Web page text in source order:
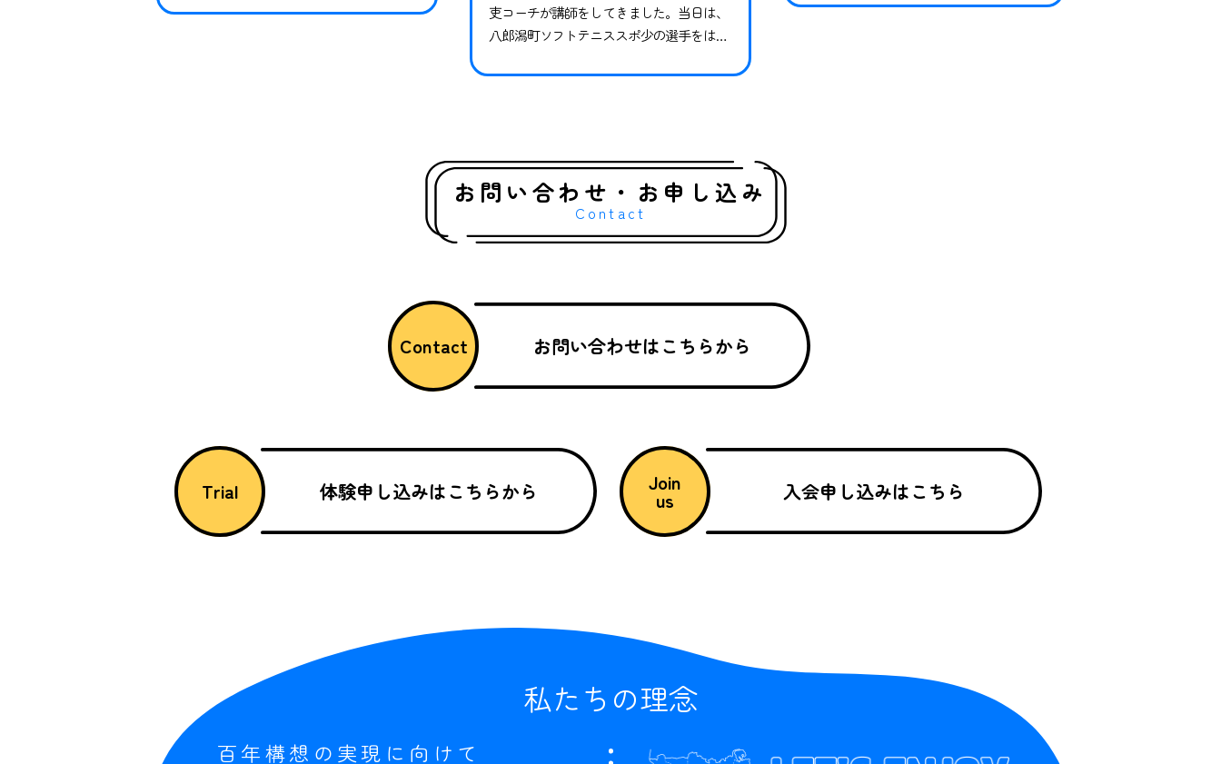
中の方も継続ではありませんので、必ずお
吏コーチが講師をしてきました。当日は、
八郎潟町ソフトテニススポ少の選手をはじ
選手が集まってくれ、約50名に参加いただ
る様々なトレーニングを実施しました。普
段はやらない動…
はじめ北秋田市内の団体様を対象に講師派
お問い合わせ・お申し込み
Contact
Contact お問い合わせはこちらから
Trial 体験申し込みはこちらから Join
us 入会申し込みはこちら
私たちの理念
百年構想の実現に向けて